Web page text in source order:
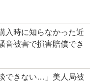
入時に知らなかった近
音被害で損害賠償でき
できない…」美人局被